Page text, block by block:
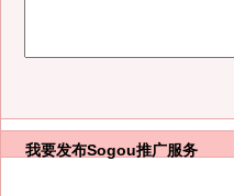
我要发布Sogou推广服务